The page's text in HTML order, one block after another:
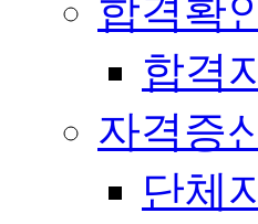
합격확
합격
자격증
단체